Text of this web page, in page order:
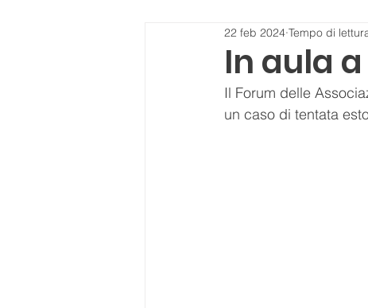
In aula
22 feb 2024 Tempo di
Il Forum delle
un caso di tentata